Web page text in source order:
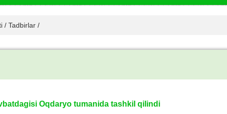
/ Tadbirlar /
Oqdaryo tumanida tashkil qilindi